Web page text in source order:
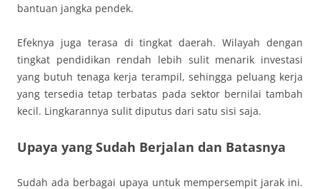
bantuan jangka pendek.
Efeknya juga terasa di tingkat daerah. Wilayah dengan
tingkat pendidikan rendah lebih sulit menarik investasi
yang butuh tenaga kerja terampil, sehingga peluang kerja
yang tersedia tetap terbatas pada sektor bernilai tambah
kecil. Lingkarannya sulit diputus dari satu sisi saja.
Upaya yang Sudah Berjalan dan Batasnya
Sudah ada berbagai upaya untuk mempersempit jarak ini.